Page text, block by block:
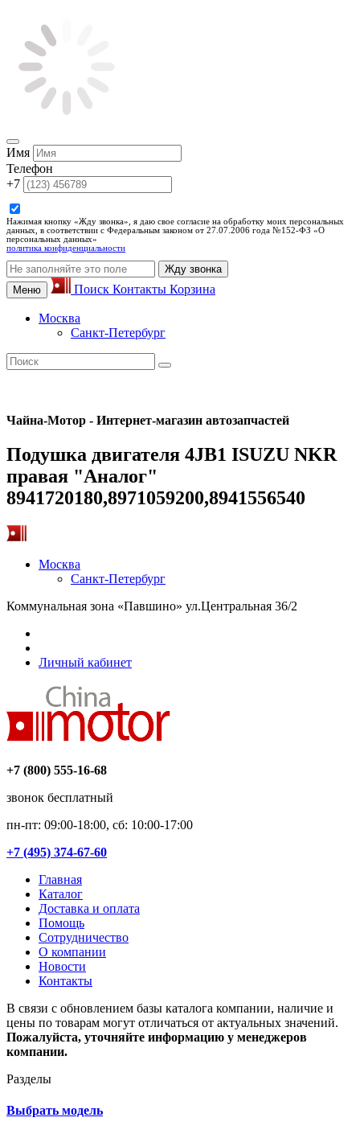
Имя
Телефон
+7
Нажимая кнопку «Жду звонка», я даю свое согласие на обработку моих персональных
данных, в соответствии с Федеральным законом от 27.07.2006 года №152-ФЗ «О
персональных данных»
политика конфиденциальности
Жду звонка
Меню
Поиск Контакты Корзина
Москва
Санкт-Петербург
Чайна-Мотор - Интернет-магазин автозапчастей
Подушка двигателя 4JB1 ISUZU NKR
правая "Аналог"
8941720180,8971059200,8941556540
Москва
Санкт-Петербург
Коммунальная зона «Павшино» ул.Центральная 36/2
Личный кабинет
+7 (800) 555-16-68
звонок бесплатный
пн-пт: 09:00-18:00, сб: 10:00-17:00
+7 (495) 374-67-60
Главная
Каталог
Доставка и оплата
Помощь
Сотрудничество
О компании
Новости
Контакты
В связи с обновлением базы каталога компании, наличие и
цены по товарам могут отличаться от актуальных значений.
Пожалуйста, уточняйте информацию у менеджеров
компании.
Разделы
Выбрать модель